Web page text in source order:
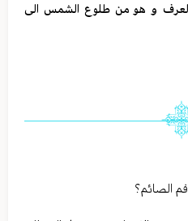
و هو من طلوع الشمس الی
الصائم؟